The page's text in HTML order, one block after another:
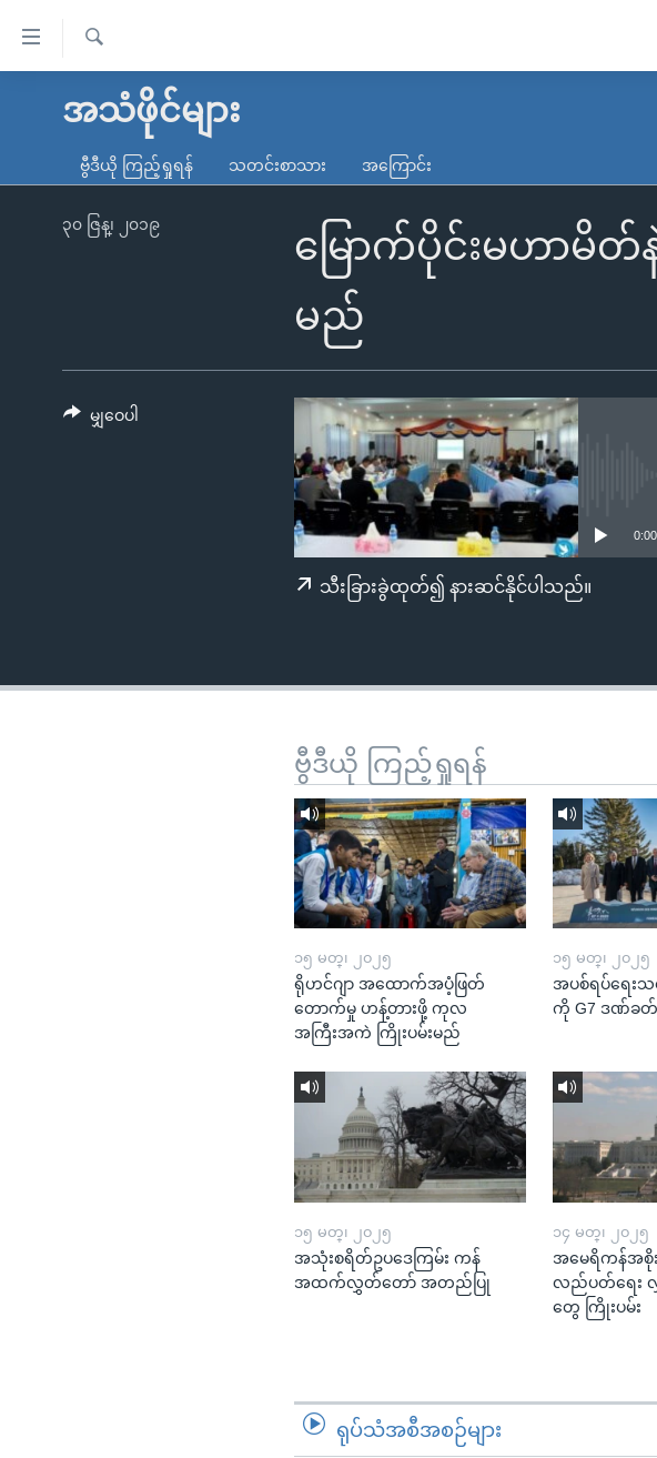
လွယ်ကူ
သည့်
ရန်
မူလစာမျက်နှာ
ကမ္ဘာ့သတင်းများ
နိုင်ငံတကာ
မကြေးမုံရဲ့ အင်္ဂလိပ်စာ
ရေဒီယို
ရေဒီယိုနှင့်ရုပ်သံ အချက်အလက်များ
ရ
အသံဖိုင်များ
ဗွီဒီယို ကြည့်ရှုရန် သတင်းစာသား အကြောင်း
မြောက်ပိုင်းမဟာ
မည်
၃၀ ဇြန္၊ ၂၀၁၉
0:00
သီးခြားခွဲထုတ်၍ နားဆင်နိုင်ပါသည်။
မျှဝေပါ
ဗွီဒီယို ကြည့်ရှုရန်
၁၅ မတ္၊ ၂၀၂၅
ရိုဟင်ဂျာ အထောက်အပံ့ဖြတ်
တောက်မှု ဟန့်တားဖို့ ကုလ
အကြီးအကဲ ကြိုးပမ်းမည်
၁၅ မတ္၊ ၂၀၂၅
အပစ်ရပ်ရေးသ
ကို G7 ဒဏ်ခ
၁၅ မတ္၊ ၂၀၂၅
အသုံးစရိတ်ဥပဒေကြမ်း ကန်
အထက်လွှတ်တော် အတည်ပြု
၁၄ မတ္၊ ၂၀၂၅
အမေရိကန်အ
လည်ပတ်ရေး
တွေ ကြိုးပမ်း
ရုပ်သံအစီအစဉ်များ